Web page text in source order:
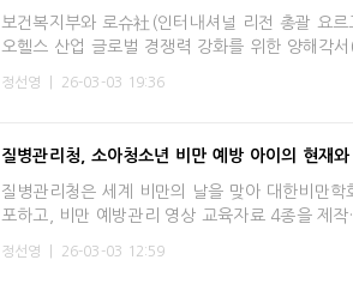
보건복지부와 로슈社(인터내셔널 리전 총괄 요
오헬스 산업 글로벌 경쟁력 강화를 위한 양해각
정선영 26-03-03 19:36
질병관리청, 소아청소년 비만 예방 아이의 현재
질병관리청은 세계 비만의 날을 맞아 대한비만학
포하고, 비만 예방관리 영상 교육자료 4종을 제
정선영 26-03-03 12:59